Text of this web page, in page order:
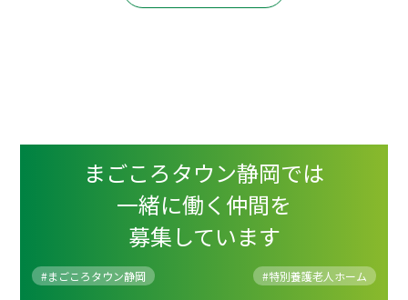
まごころタウン静岡では
一緒に働く仲間を
募集しています
#まごころタウン静岡 #特別養護老人ホーム